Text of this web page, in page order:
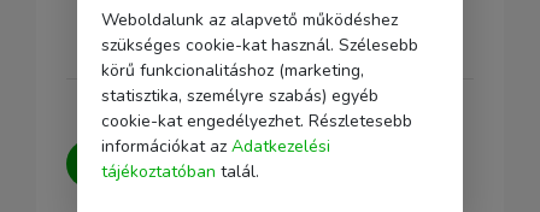
Kérdésed van?Írj nekünk, igyekszünk
minden kérdésedre választ adni.
Weboldalunk az alapvető működéshez
szükséges cookie-kat használ. Szélesebb
körű funkcionalitáshoz (marketing,
statisztika, személyre szabás) egyéb
cookie-kat engedélyezhet. Részletesebb
információkat az Adatkezelési
tájékoztatóban talál.